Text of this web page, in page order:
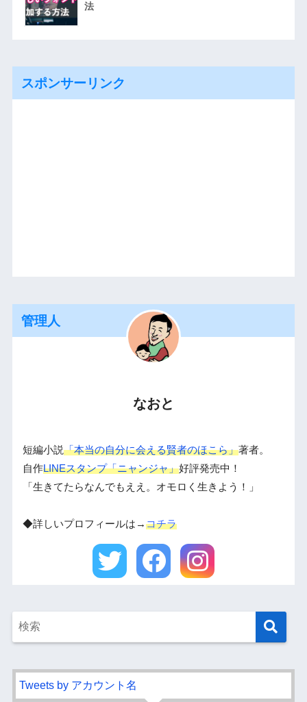
法
スポンサーリンク
管理人
なおと
短編小説「本当の自分に会える賢者のほこら」著者。
自作LINEスタンプ「ニャンジャ」好評発売中！
「生きてたらなんでもええ。オモロく生きよう！」
◆詳しいプロフィールは→コチラ
Tweets by アカウント名